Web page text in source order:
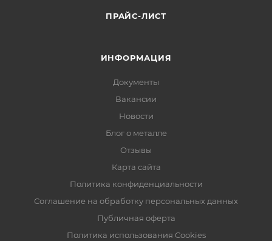
ПРАЙС-ЛИСТ
ИНФОРМАЦИЯ
Документы
Вакансии
Новости
Блог о металле
Отзывы
Карта сайта
Политика конфиденциальности
Соглашение на обработку персональных данных
Публичная оферта
Политика использования Cookies